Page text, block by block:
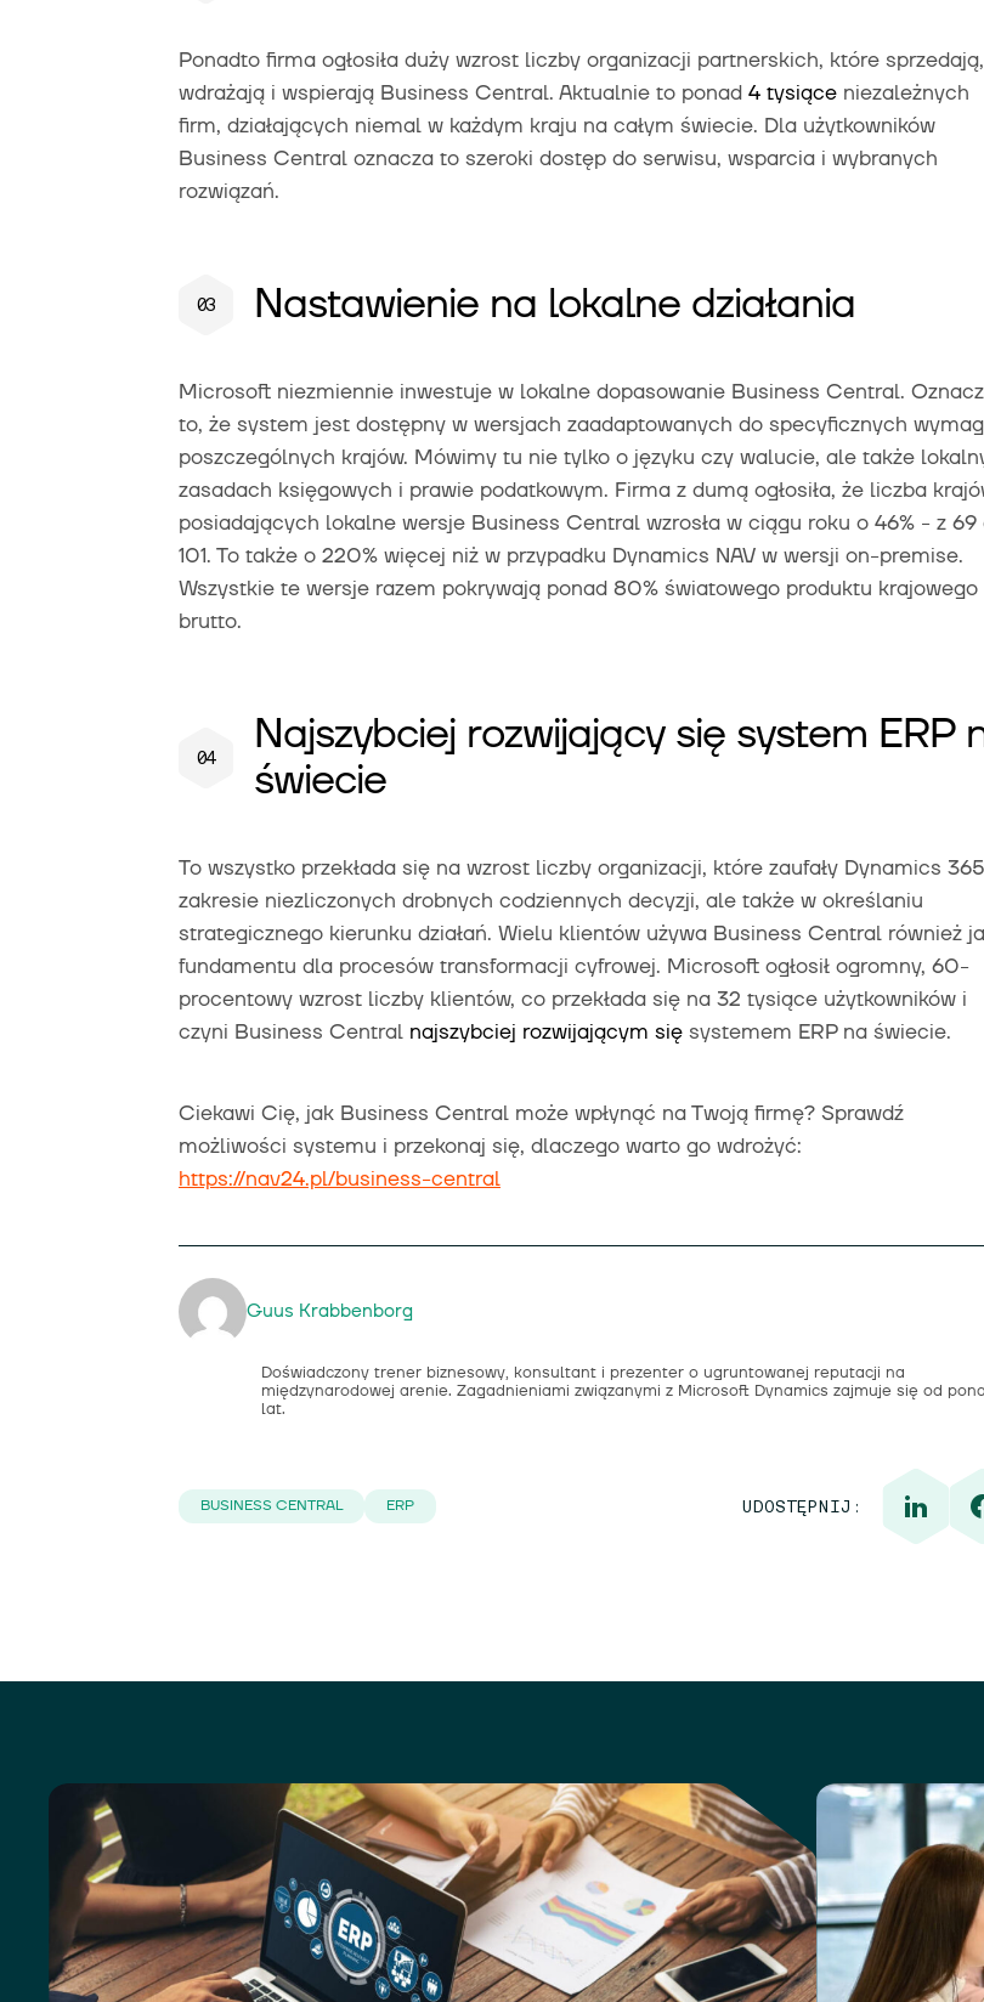
Ponadto firma ogłosiła duży wzrost liczby organizacji partnerskich, które sprzedają,
wdrażają i wspierają Business Central. Aktualnie to ponad 4 tysiące niezależnych
firm, działających niemal w każdym kraju na całym świecie. Dla użytkowników
Business Central oznacza to szeroki dostęp do serwisu, wsparcia i wybranych
rozwiązań.
Nastawienie na lokalne działania
Microsoft niezmiennie inwestuje w lokalne dopasowanie Business Central.
to, że system jest dostępny w wersjach zaadaptowanych do specyficznych
poszczególnych krajów. Mówimy tu nie tylko o języku czy walucie, ale także
zasadach księgowych i prawie podatkowym. Firma z dumą ogłosiła, że liczba
posiadających lokalne wersje Business Central wzrosła w ciągu roku o 46% - z 69
101. To także o 220% więcej niż w przypadku Dynamics NAV w wersji on-premise.
Wszystkie te wersje razem pokrywają ponad 80% światowego produktu krajowego
brutto.
Najszybciej rozwijający się system ERP
świecie
To wszystko przekłada się na wzrost liczby organizacji, które zaufały Dynamics
zakresie niezliczonych drobnych codziennych decyzji, ale także w określaniu
strategicznego kierunku działań. Wielu klientów używa Business Central również
fundamentu dla procesów transformacji cyfrowej. Microsoft ogłosił ogromny, 60-
procentowy wzrost liczby klientów, co przekłada się na 32 tysiące użytkowników i
czyni Business Central najszybciej rozwijającym się systemem ERP na świecie.
Ciekawi Cię, jak Business Central może wpłynąć na Twoją firmę? Sprawdź
możliwości systemu i przekonaj się, dlaczego warto go wdrożyć:
https://nav24.pl/business-central
Guus Krabbenborg
Doświadczony trener biznesowy, konsultant i prezenter o ugruntowanej reputacji na
międzynarodowej arenie. Zagadnieniami związanymi z Microsoft Dynamics zajmuje się od
lat.
BUSINESS CENTRAL ERP UDOSTĘPNIJ: